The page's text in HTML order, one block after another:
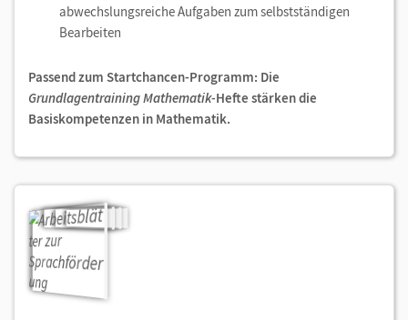
abwechslungsreiche Aufgaben zum selbstständigen
Bearbeiten
Passend zum Startchancen-Programm: Die
Grundlagentraining Mathematik-Hefte stärken die
Basiskompetenzen in Mathematik.